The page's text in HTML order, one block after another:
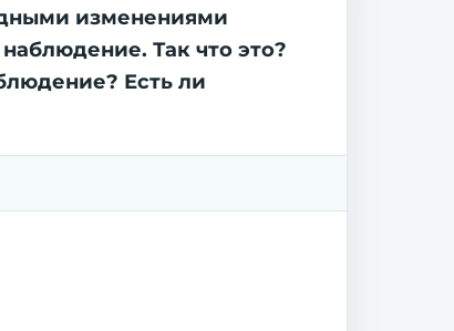
изменениями
Так что это?
Есть ли